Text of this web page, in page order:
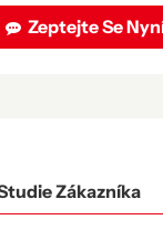
Zeptejte Se
Zákazníka